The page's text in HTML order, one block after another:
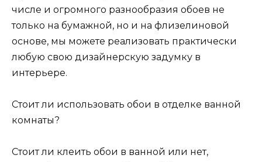
числе и огромного разнообразия обоев не
только на бумажной, но и на флизелиновой
основе, мы можете реализовать практически
любую свою дизайнерскую задумку в
интерьере.
Стоит ли использовать обои в отделке ванной
комнаты?
Стоит ли клеить обои в ванной или нет,